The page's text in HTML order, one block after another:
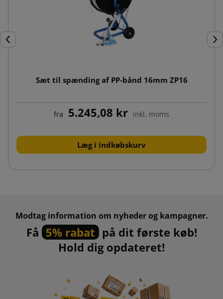
Forrige
Sæt til spænding af PP-bånd 16mm ZP16
fra 5.245,08 kr inkl. moms
Læg i indkøbskurv
Modtag information om nyheder og kampagner.
Få 5% rabat på dit første køb!
Hold dig opdateret!